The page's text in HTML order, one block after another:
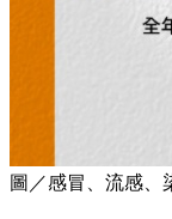
圖／感冒、流感、